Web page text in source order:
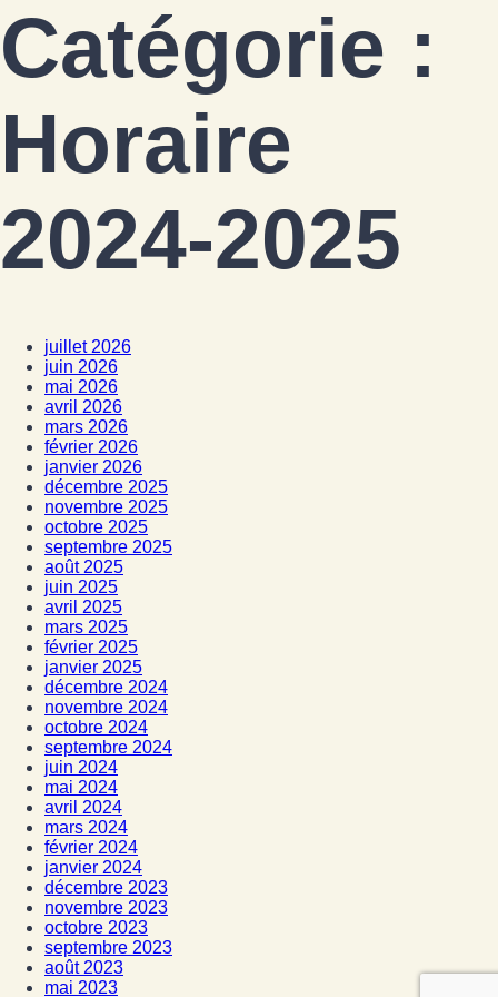
Catégorie :
Horaire
2024-2025
juillet 2026
juin 2026
mai 2026
avril 2026
mars 2026
février 2026
janvier 2026
décembre 2025
novembre 2025
octobre 2025
septembre 2025
août 2025
juin 2025
avril 2025
mars 2025
février 2025
janvier 2025
décembre 2024
novembre 2024
octobre 2024
septembre 2024
juin 2024
mai 2024
avril 2024
mars 2024
février 2024
janvier 2024
décembre 2023
novembre 2023
octobre 2023
septembre 2023
août 2023
mai 2023